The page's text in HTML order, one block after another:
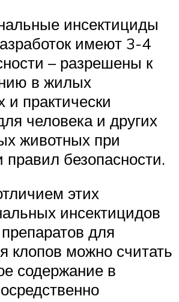
инсектициды
имеют 3-4
– разрешены к
в жилых
практически
человека и других
животных при
безопасности.
этих
инсектицидов
для
клопов можно считать
содержание в